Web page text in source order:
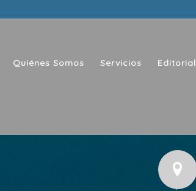
Quiénes Somos Servicios Editorial